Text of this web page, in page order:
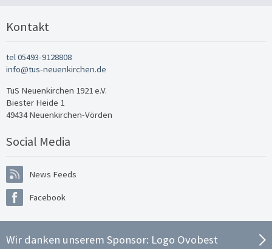
Kontakt
tel 05493-9128808
info@tus-neuenkirchen.de
TuS Neuenkirchen 1921 e.V.
Biester Heide 1
49434 Neuenkirchen-Vörden
Social Media
News Feeds
Facebook
Wir danken unserem Sponsor: Logo Ovobest